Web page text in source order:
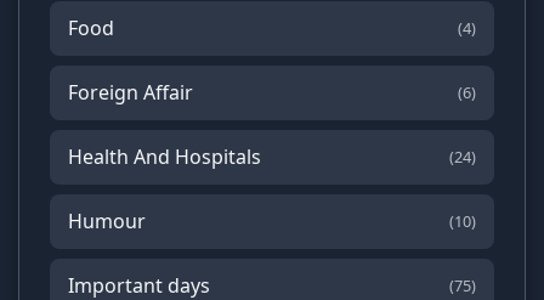
Food (4)
Foreign Affair (6)
Health And Hospitals (24)
Humour (10)
Important days (75)